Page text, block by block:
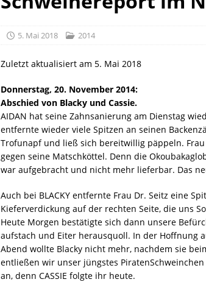
[ 30. Juli 2026 ]
5. Mai 2018 2014
Zuletzt aktualisiert am 5. Mai 2018
Donnerstag, 20. November 2014:
Abschied von Blacky und Cassie.
AIDAN hat seine Zahnsanierung am Dienstag
entfernte wieder viele Spitzen an seinen
Trofunapf und ließ sich bereitwillig päppeln.
gegen seine Matschköttel. Denn die
war aufgebracht und nicht mehr lieferbar. Das
Auch bei BLACKY entfernte Frau Dr. Seitz eine
Kieferverdickung auf der rechten Seite, die uns
Heute Morgen bestätigte sich dann unsere
aufstach und Eiter herausquoll. In der Hoffnung
Abend wollte Blacky nicht mehr, nachdem sie
entließen wir unser jüngstes
an, denn CASSIE folgte ihr heute.